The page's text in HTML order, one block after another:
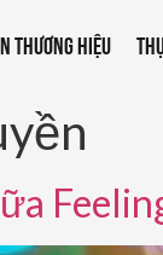
THƯƠNG HIỆU